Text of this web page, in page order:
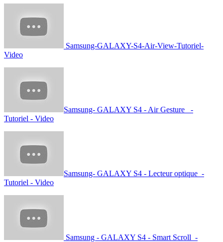
Samsung-GALAXY-S4-Air-View-Tutoriel-
Video
Samsung- GALAXY S4 - Air Gesture -
Tutoriel - Video
Samsung- GALAXY S4 - Lecteur optique -
Tutoriel - Video
Samsung - GALAXY S4 - Smart Scroll -